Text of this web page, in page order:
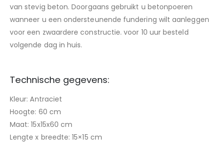
van stevig beton. Doorgaans gebruikt u betonpoeren
wanneer u een ondersteunende fundering wilt aanleggen
voor een zwaardere constructie. voor 10 uur besteld
volgende dag in huis.
Technische gegevens:
Kleur: Antraciet
Hoogte: 60 cm
Maat: 15x15x60 cm
Lengte x breedte: 15×15 cm